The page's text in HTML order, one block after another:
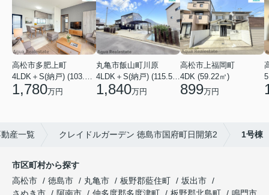
高松市多肥上町
4LDK＋S(納戸) (103.51㎡)
1,780万円
丸亀市飯山町川原
4LDK＋S(納戸) (115.52㎡)
1,840万円
高松市上福岡町
4DK (59.22㎡)
899万円
産一覧 クレイドルガーデン 徳島市国府町日開第2 1号棟
市区町村から探す
高松市
徳島市 丸亀市 板野郡藍住町
坂出市